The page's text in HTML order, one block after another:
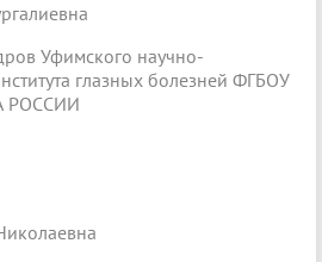
Уфимского научно-
глазных болезней ФГБОУ
РОССИИ